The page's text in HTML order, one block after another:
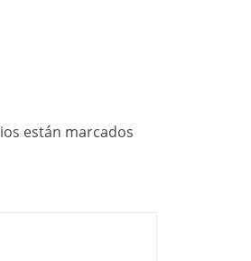
están marcados